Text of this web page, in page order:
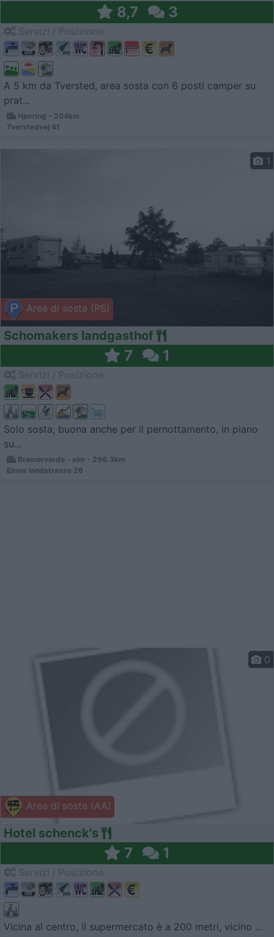
8,7 3
A 5 km da Tversted, area sosta con 6 posti camper su
prat...
Hjorring - 204km
Tverstedvej 41
Area di sosta (PS)
1
Schomakers landgasthof
7 1
Solo sosta, buona anche per il pernottamento, in piano
su...
Bremervorde - elm - 296.3km
Elmer landstrasse 26
Area di sosta (AA)
0
Hotel schenck's
7 1
Vicina al centro, il supermercato è a 200 metri, vicino ...